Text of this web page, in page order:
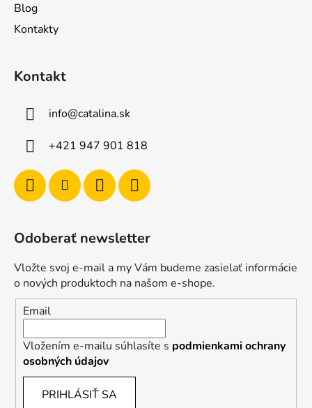
Blog
Kontakty
Kontakt
info@catalina.sk
+421 947 901 818
Odoberať newsletter
Vložte svoj e-mail a my Vám budeme zasielať informácie
o nových produktoch na našom e-shope.
Email
Vložením e-mailu súhlasíte s podmienkami ochrany
osobných údajov
PRIHLÁSIŤ SA